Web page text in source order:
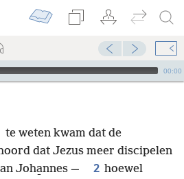
00:00
te weten kwam dat de
dat Jezus meer discipelen
Joha̱nnes — 2 hoewel